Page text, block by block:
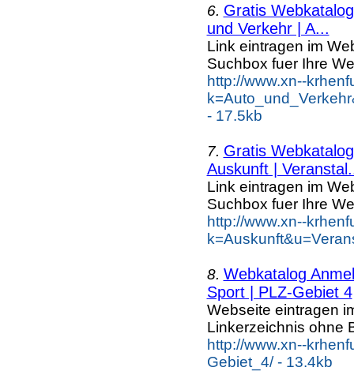
6. Gratis
und Verkehr | A...
Link eintragen im
Suchbox fuer Ihre
http://www.xn--
- 17.5kb
7. Gratis
Auskunft |
Link eintragen im
Suchbox fuer Ihre
http://www.xn--
8. Webkatalog
Sport | PLZ-Gebiet 4
Webseite eintragen
Linkerzeichnis ohne
http://www.xn--
Gebiet_4/ - 13.4kb